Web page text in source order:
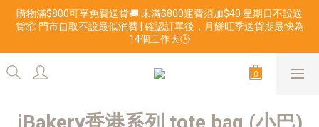
購物滿$800可享免費送貨🚚 未滿$800運費須加$40 星期日不設送
貨📦 門市自取不設最低消費 | 確認訂單後，月餅旺季送貨期最快為
14個工作天🕒